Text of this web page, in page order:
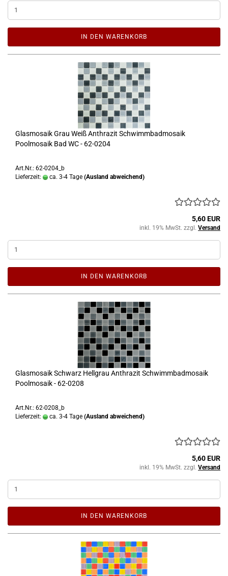
IN DEN WARENKORB
Glasmosaik Grau Weiß Anthrazit Schwimmbadmosaik
Poolmosaik Bad WC - 62-0204
Art.Nr.: 62-0204_b
Lieferzeit:
ca. 3-4 Tage (Ausland abweichend)
5,60 EUR
inkl. 19% MwSt. zzgl. Versand
IN DEN WARENKORB
Glasmosaik Schwarz Hellgrau Anthrazit Schwimmbadmosaik
Poolmosaik - 62-0208
Art.Nr.: 62-0208_b
Lieferzeit:
ca. 3-4 Tage (Ausland abweichend)
5,60 EUR
inkl. 19% MwSt. zzgl. Versand
IN DEN WARENKORB